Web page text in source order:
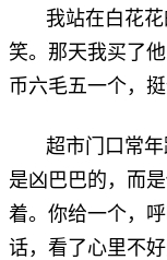
我站在白花
笑。那天我买了
币六毛五一个，挺
超市门口常
是凶巴巴的，而
着。你给一个，
话，看了心里不好